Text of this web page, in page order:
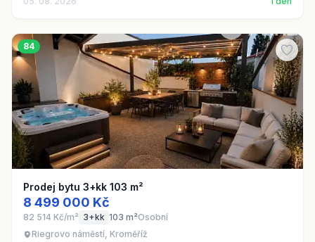
84
Prodej bytu 3+kk 103 m²
8 499 000 Kč
82 514 Kč/m² 3+kk 103 m²Osobní
Riegrovo náměstí, Kroměříž